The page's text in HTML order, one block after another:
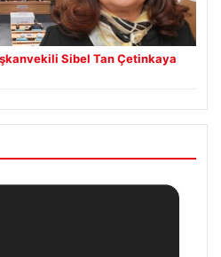
Sibel Tan Çetinkaya